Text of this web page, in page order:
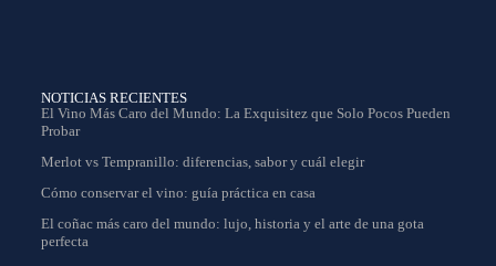
NOTICIAS RECIENTES
El Vino Más Caro del Mundo: La Exquisitez que Solo Pocos Pueden
Probar
Merlot vs Tempranillo: diferencias, sabor y cuál elegir
Cómo conservar el vino: guía práctica en casa
El coñac más caro del mundo: lujo, historia y el arte de una gota
perfecta